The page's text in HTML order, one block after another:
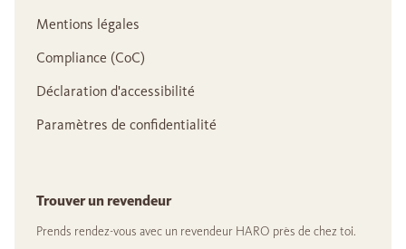
Mentions légales
Compliance (CoC)
Déclaration d'accessibilité
Paramètres de confidentialité
Trouver un revendeur
Prends rendez-vous avec un revendeur HARO près de chez toi.